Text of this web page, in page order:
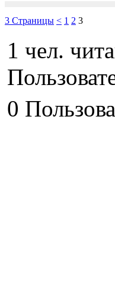
3 Страницы < 1 2 3
1 чел.
0